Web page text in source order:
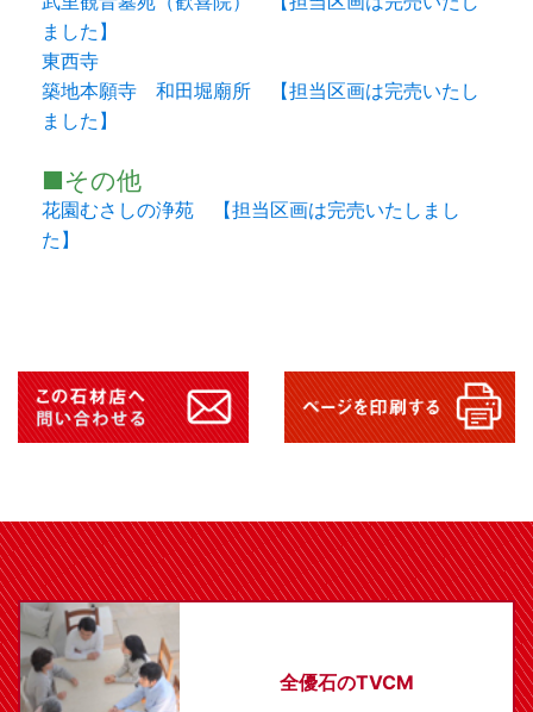
ました】
東西寺
築地本願寺 和田堀廟所 【担当区画は完売いたし
ました】
■その他
花園むさしの浄苑 【担当区画は完売いたしまし
た】
全優石のTVCM